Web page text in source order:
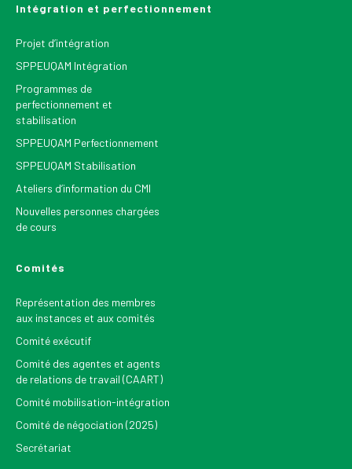
Intégration et perfectionnement
Projet d’intégration
SPPEUQAM Intégration
Programmes de
perfectionnement et
stabilisation
SPPEUQAM Perfectionnement
SPPEUQAM Stabilisation
Ateliers d’information du CMI
Nouvelles personnes chargées
de cours
Comités
Représentation des membres
aux instances et aux comités
Comité exécutif
Comité des agentes et agents
de relations de travail (CAART)
Comité mobilisation-intégration
Comité de négociation (2025)
Secrétariat